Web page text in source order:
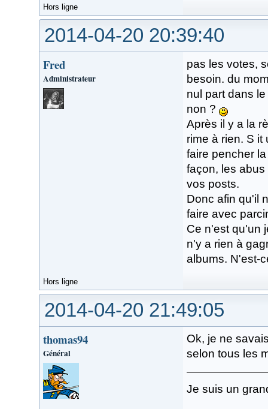
Hors ligne
2014-04-20 20:39:40
Fred
Administrateur
pas les votes,
besoin. du
nul part dans
non ?
Après il y a la
rime à rien. S
faire pencher
façon, les
vos posts.
Donc afin qu'il
faire avec
Ce n'est qu'un
n'y a rien à
albums. N'est-
Hors ligne
2014-04-20 21:49:05
thomas94
Général
Ok, je ne
selon tous les
Je suis un